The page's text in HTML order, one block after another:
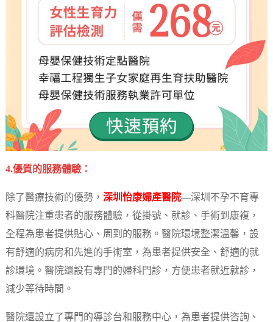
4.優質的服務體驗：
除了醫療技術的優勢， 深圳怡康婦產醫院—深圳不孕不育專
科醫院注重患者的服務體驗，從掛號、就診、手術到康複，
全程為患者提供貼心、周到的服務。醫院環境整潔溫馨，設
有舒適的病房和先進的手術室，為患者提供安全、舒適的就
診環境。醫院還設有專門的婦科門診，方便患者就近就診，
減少等待時間。
醫院還設立了專門的導診台和服務中心，為患者提供咨詢、